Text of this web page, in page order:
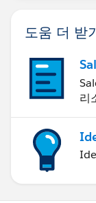
付与されてい
対応としては
順で対応しま
参照の置換で
に対して
項目名+テーブ
도움 더 받
리